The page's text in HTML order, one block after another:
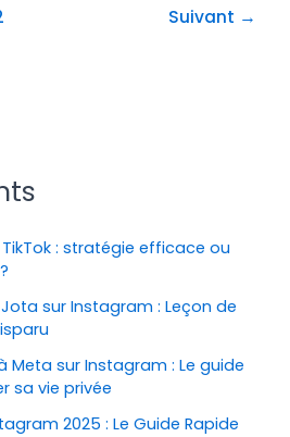
Suivant →
: stratégie efficace ou
sur Instagram : Leçon de
Meta sur Instagram : Le guide
sa vie privée
2025 : Le Guide Rapide